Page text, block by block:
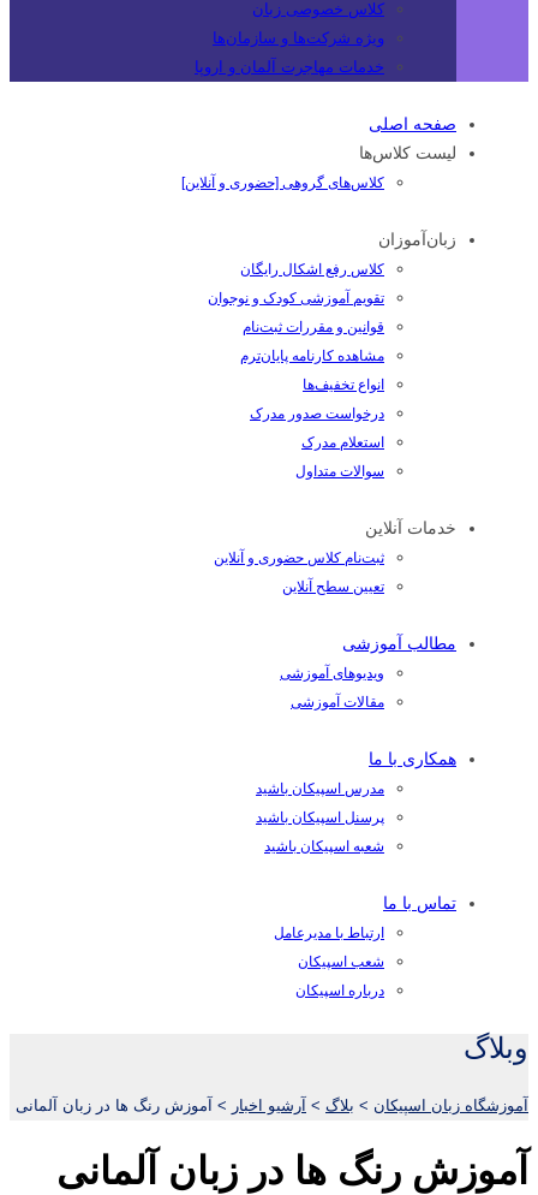
کلاس خصوصی زبان
ویژه شرکت‌ها و سازمان‌ها
خدمات مهاجرت آلمان و اروپا
صفحه اصلی
لیست کلاس‌ها
کلاس‌های گروهی [حضوری و آنلاین]
زبان‌آموزان
کلاس رفع اشکال رایگان
تقویم آموزشی کودک و نوجوان
قوانین و مقررات ثبت‌نام
مشاهده کارنامه پایان‌ترم
انواع تخفیف‌ها
درخواست صدور مدرک
استعلام مدرک
سوالات متداول
خدمات آنلاین
ثبت‌نام کلاس حضوری و آنلاین
تعیین سطح آنلاین
مطالب آموزشی
ویدیوهای آموزشی
مقالات آموزشی
همکاری با ما
مدرس اسپیکان باشید
پرسنل اسپیکان باشید
شعبه اسپیکان باشید
تماس با ما
ارتباط با مدیرعامل
شعب اسپیکان
درباره اسپیکان
وبلاگ
آموزشگاه زبان اسپیکان > بلاگ > آرشیو اخبار > آموزش رنگ ها در زبان آلمانی
آموزش رنگ ها در زبان آلمانی